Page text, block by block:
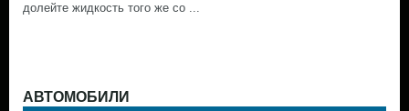
долейте жидкость того же со ...
АВТОМОБИЛИ